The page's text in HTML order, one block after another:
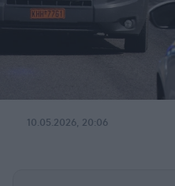
10.05.2026, 20:06